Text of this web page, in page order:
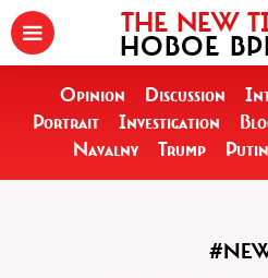
THE NEW
НОВОЕ
Opinion Discussion
Portrait
Investigation
Navalny
Trump Putin